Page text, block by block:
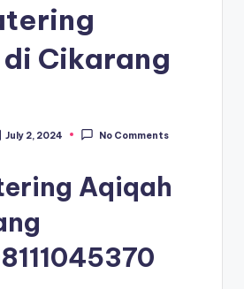
Cikarang
July 2, 2024 No Comments
Aqiqah